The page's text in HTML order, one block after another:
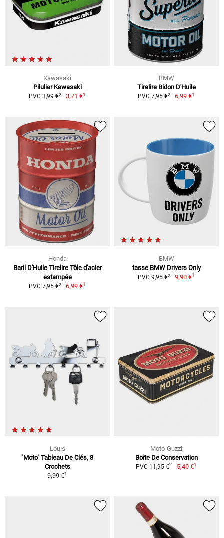
Kawasaki
Pilulier Kawasaki
PVC 3,99 €2 3,71 €1
BMW
Tirelire Bidon D'Huile
PVC 7,95 €2 6,99 €1
Honda
Baril D'Huile Tirelire Tôle d'acier
estampée
PVC 7,95 €2 6,99 €1
BMW
tasse BMW Drivers Only
PVC 9,95 €2 9,90 €1
Louis
"Moto" Tableau De Clés, 8
Crochets
9,99 €1
Moto-Guzzi
Boîte De Conservation
PVC 11,95 €2 5,40 €1